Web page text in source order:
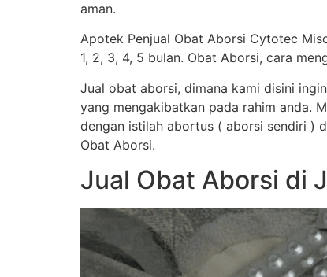
aman.
Apotek Penjual Obat Aborsi Cytotec
1, 2, 3, 4, 5 bulan. Obat Aborsi, cara
Jual obat aborsi, dimana kami disini
yang mengakibatkan pada rahim anda.
dengan istilah abortus ( aborsi sendiri )
Obat Aborsi.
Jual Obat Aborsi di